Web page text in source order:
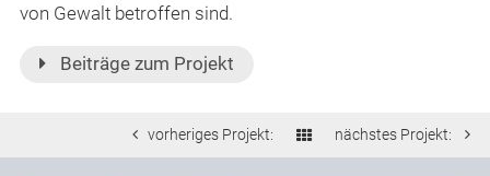
von Gewalt betroffen sind.
Beiträge zum Projekt
vorheriges Projekt: nächstes Projekt: